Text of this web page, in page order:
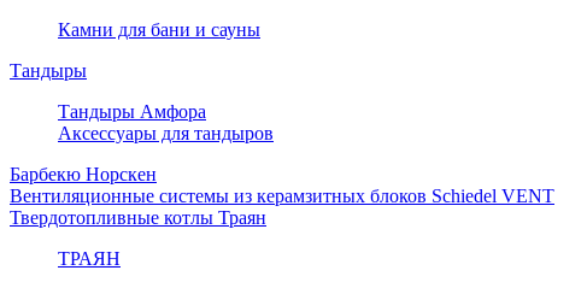
Камни для бани и сауны
Тандыры
Тандыры Амфора
Аксессуары для тандыров
Барбекю Норскен
Вентиляционные системы из керамзитных блоков Schiedel VENT
Твердотопливные котлы Траян
ТРАЯН